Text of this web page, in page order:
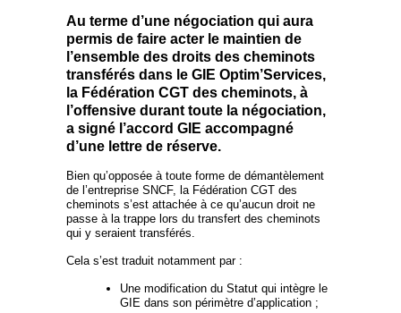
Au terme d’une négociation qui aura
permis de faire acter le maintien de
l’ensemble des droits des cheminots
transférés dans le GIE Optim’Services,
la Fédération CGT des cheminots, à
l’offensive durant toute la négociation,
a signé l’accord GIE accompagné
d’une lettre de réserve.
Bien qu’opposée à toute forme de démantèlement
de l’entreprise SNCF, la Fédération CGT des
cheminots s’est attachée à ce qu’aucun droit ne
passe à la trappe lors du transfert des cheminots
qui y seraient transférés.
Cela s’est traduit notamment par :
Une modification du Statut qui intègre le
GIE dans son périmètre d’application ;